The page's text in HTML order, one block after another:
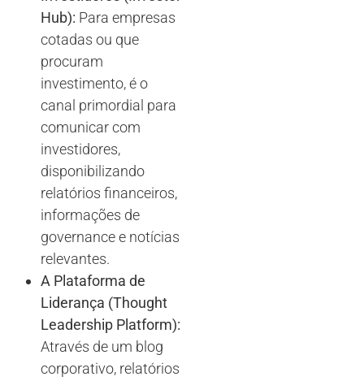
Hub): Para empresas
cotadas ou que
procuram
investimento, é o
canal primordial para
comunicar com
investidores,
disponibilizando
relatórios financeiros,
informações de
governance e notícias
relevantes.
A Plataforma de
Liderança (Thought
Leadership Platform):
Através de um blog
corporativo, relatórios